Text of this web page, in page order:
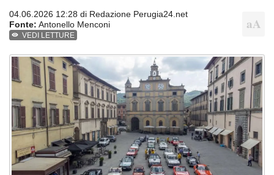
04.06.2026 12:28 di Redazione Perugia24.net
Fonte: Antonello Menconi
VEDI LETTURE